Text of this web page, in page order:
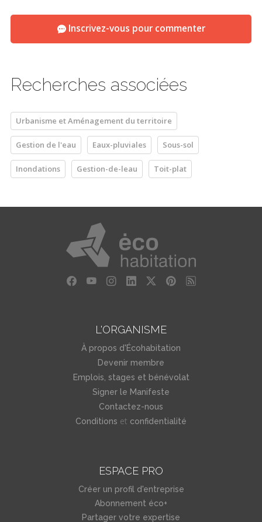
Inscrivez-vous pour commenter
Recherches associées
Urbanisme et Aménagement du territoire
Gestion de l'eau Eaux-pluviales Sous-sol
Inondations Gestion-de-leau Toit-plat
L'ORGANISME
À propos d'Écohabitation
Devenir membre
Emplois, stages et bénévolat
Signer le Manifeste
Contactez-nous
Conditions et confidentialité
ESPACE PRO
Créer un profil d'entreprise
Abonnement éco+
Partager votre expertise